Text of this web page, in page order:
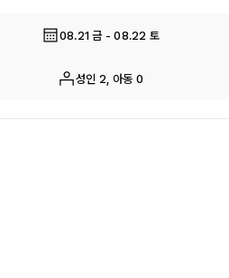
08.21 금 - 08.22 토
성인 2, 아동 0